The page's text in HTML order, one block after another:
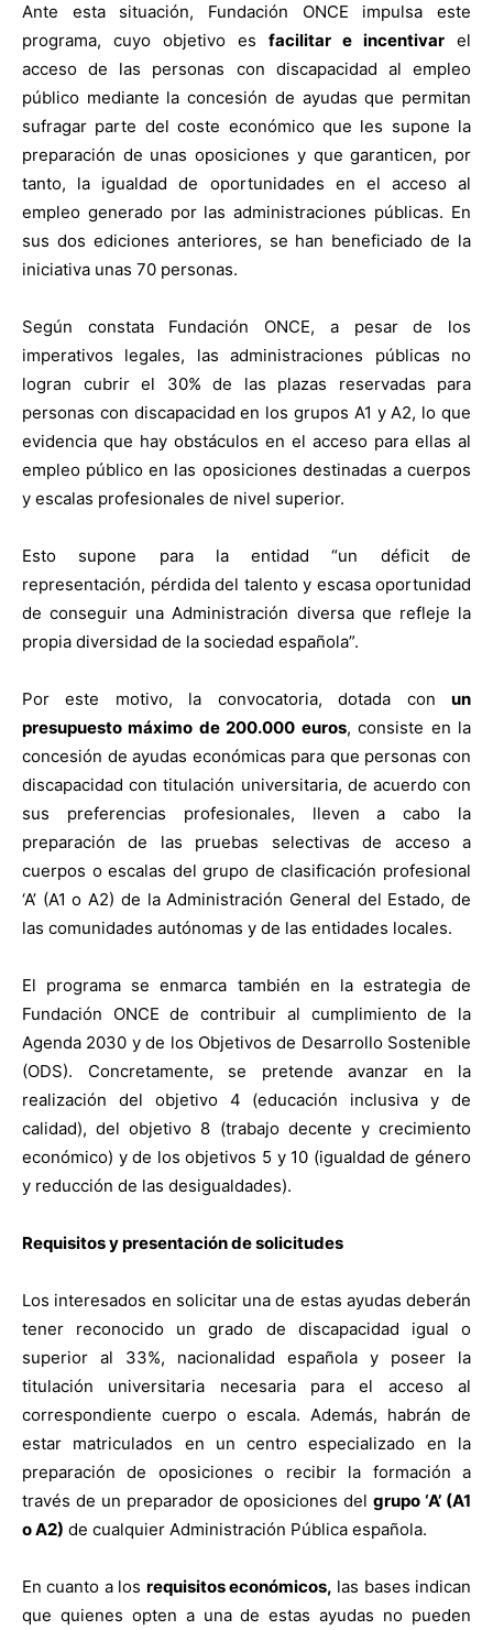
Ante esta situación, Fundación ONCE impulsa este
programa, cuyo objetivo es facilitar e incentivar el
acceso de las personas con discapacidad al empleo
público mediante la concesión de ayudas que permitan
sufragar parte del coste económico que les supone la
preparación de unas oposiciones y que garanticen, por
tanto, la igualdad de oportunidades en el acceso al
empleo generado por las administraciones públicas. En
sus dos ediciones anteriores, se han beneficiado de la
iniciativa unas 70 personas.
Según constata Fundación ONCE, a pesar de los
imperativos legales, las administraciones públicas no
logran cubrir el 30% de las plazas reservadas para
personas con discapacidad en los grupos A1 y A2, lo que
evidencia que hay obstáculos en el acceso para ellas al
empleo público en las oposiciones destinadas a cuerpos
y escalas profesionales de nivel superior.
Esto supone para la entidad “un déficit de
representación, pérdida del talento y escasa oportunidad
de conseguir una Administración diversa que refleje la
propia diversidad de la sociedad española”.
Por este motivo, la convocatoria, dotada con un
presupuesto máximo de 200.000 euros, consiste en la
concesión de ayudas económicas para que personas con
discapacidad con titulación universitaria, de acuerdo con
sus preferencias profesionales, lleven a cabo la
preparación de las pruebas selectivas de acceso a
cuerpos o escalas del grupo de clasificación profesional
‘A’ (A1 o A2) de la Administración General del Estado, de
las comunidades autónomas y de las entidades locales.
El programa se enmarca también en la estrategia de
Fundación ONCE de contribuir al cumplimiento de la
Agenda 2030 y de los Objetivos de Desarrollo Sostenible
(ODS). Concretamente, se pretende avanzar en la
realización del objetivo 4 (educación inclusiva y de
calidad), del objetivo 8 (trabajo decente y crecimiento
económico) y de los objetivos 5 y 10 (igualdad de género
y reducción de las desigualdades).
Requisitos y presentación de solicitudes
Los interesados en solicitar una de estas ayudas deberán
tener reconocido un grado de discapacidad igual o
superior al 33%, nacionalidad española y poseer la
titulación universitaria necesaria para el acceso al
correspondiente cuerpo o escala. Además, habrán de
estar matriculados en un centro especializado en la
preparación de oposiciones o recibir la formación a
través de un preparador de oposiciones delgrupo ‘A’ (A1
o A2) de cualquier Administración Pública española.
En cuanto a los requisitos económicos, las bases indican
que quienes opten a una de estas ayudas no pueden